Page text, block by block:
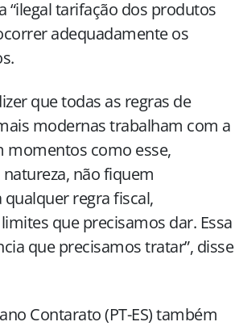
“ilegal tarifação dos produtos
adequadamente os
que todas as regras de
modernas trabalham com a
momentos como esse,
não fiquem
regra fiscal,
que precisamos dar. Essa
que precisamos tratar”, disse
Contarato (PT-ES) também